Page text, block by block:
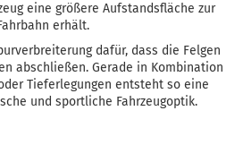
eine größere Aufstandsfläche zur
erhält.
dafür, dass die Felgen
abschließen. Gerade in Kombination
Tieferlegungen entsteht so eine
und sportliche Fahrzeugoptik.